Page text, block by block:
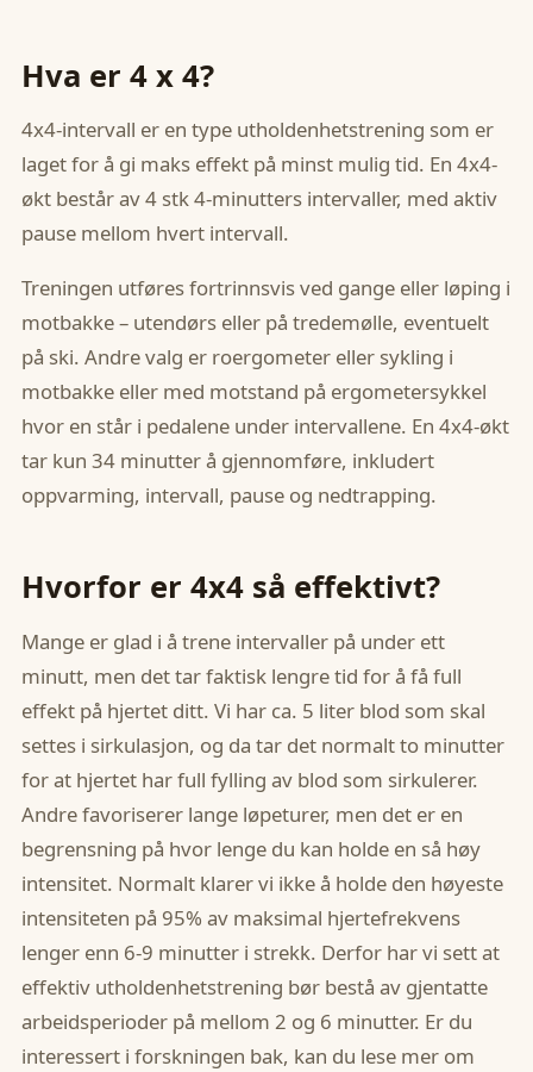
Hva er 4 x 4?
4x4-intervall er en type utholdenhetstrening som er
laget for å gi maks effekt på minst mulig tid. En 4x4-
økt består av 4 stk 4-minutters intervaller, med aktiv
pause mellom hvert intervall.
Treningen utføres fortrinnsvis ved gange eller løping i
motbakke – utendørs eller på tredemølle, eventuelt
på ski. Andre valg er roergometer eller sykling i
motbakke eller med motstand på ergometersykkel
hvor en står i pedalene under intervallene. En 4x4-økt
tar kun 34 minutter å gjennomføre, inkludert
oppvarming, intervall, pause og nedtrapping.
Hvorfor er 4x4 så effektivt?
Mange er glad i å trene intervaller på under ett
minutt, men det tar faktisk lengre tid for å få full
effekt på hjertet ditt. Vi har ca. 5 liter blod som skal
settes i sirkulasjon, og da tar det normalt to minutter
for at hjertet har full fylling av blod som sirkulerer.
Andre favoriserer lange løpeturer, men det er en
begrensning på hvor lenge du kan holde en så høy
intensitet. Normalt klarer vi ikke å holde den høyeste
intensiteten på 95% av maksimal hjertefrekvens
lenger enn 6-9 minutter i strekk. Derfor har vi sett at
effektiv utholdenhetstrening bør bestå av gjentatte
arbeidsperioder på mellom 2 og 6 minutter. Er du
interessert i forskningen bak, kan du lese mer om